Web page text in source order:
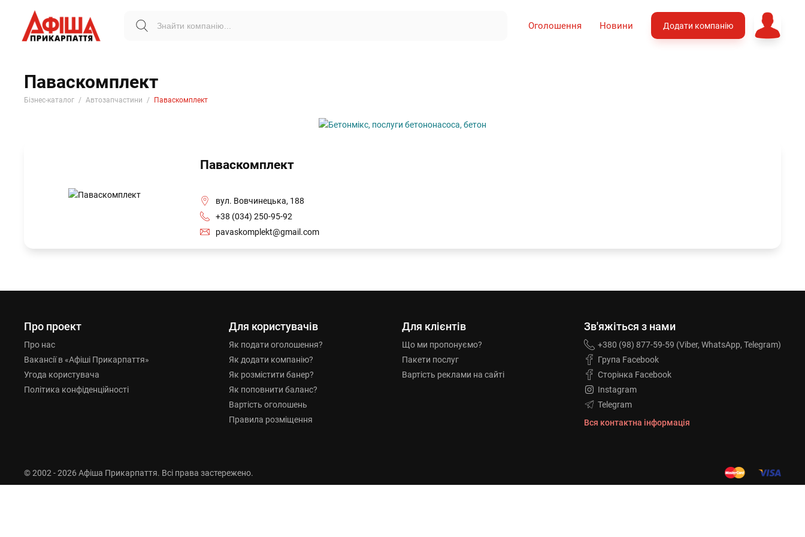
Оголошення Новини Додати компанію
Паваскомплект
Бізнес-каталог Автозапчастини Паваскомплект
Паваскомплект
вул. Вовчинецька, 188
+38 (034) 250-95-92
pavaskomplekt@gmail.com
Про проект
Про нас
Вакансії в «Афіші Прикарпаття»
Угода користувача
Політика конфіденційності
Для користувачів
Як подати оголошення?
Як додати компанію?
Як розмістити банер?
Як поповнити баланс?
Вартість оголошень
Правила розміщення
Для клієнтів
Що ми пропонуємо?
Пакети послуг
Вартість реклами на сайті
Зв'яжіться з нами
+380 (98) 877-59-59 (Viber, WhatsApp, Telegram)
Група Facebook
Сторінка Facebook
Instagram
Telegram
Вся контактна інформація
© 2002 - 2026 Афіша Прикарпаття. Всі права застережено.